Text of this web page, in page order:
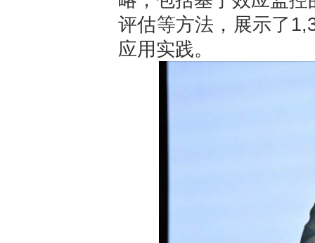
评估等方法，展示了
应用实践。